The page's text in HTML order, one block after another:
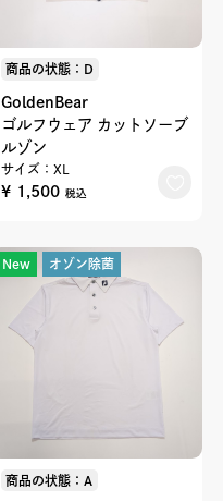
商品の状態：D
GoldenBear
ゴルフウェア カットソーブ
ルゾン
サイズ：XL
¥ 1,500 税込
New オゾン除菌
商品の状態：A